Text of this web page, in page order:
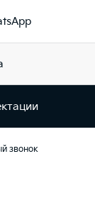
звонок